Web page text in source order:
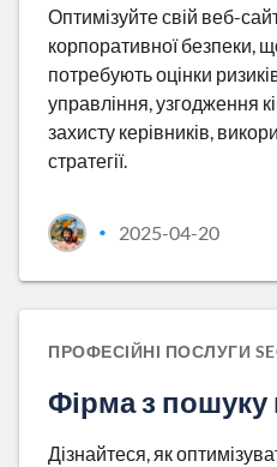
Оптимізуйте свій веб-
корпоративної безпеки,
потребують оцінки
управління, узгодження
захисту керівників,
стратегії.
• 2025-04-20
ПРОФЕСІЙНІ ПОСЛУГИ
Фірма з пошуку
Дізнайтеся, як